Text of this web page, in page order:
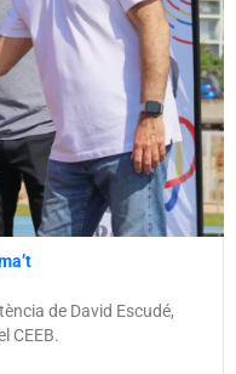
de David Escudé,
CEEB.